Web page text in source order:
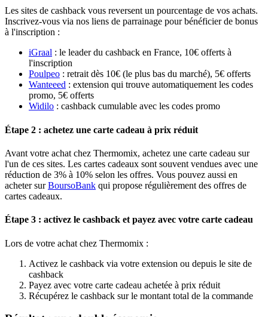
Les sites de cashback vous reversent un pourcentage de vos achats.
Inscrivez-vous via nos liens de parrainage pour bénéficier de bonus
à l'inscription :
iGraal : le leader du cashback en France, 10€ offerts à
l'inscription
Poulpeo : retrait dès 10€ (le plus bas du marché), 5€ offerts
Wanteeed : extension qui trouve automatiquement les codes
promo, 5€ offerts
Widilo : cashback cumulable avec les codes promo
Étape 2 : achetez une carte cadeau à prix réduit
Avant votre achat chez Thermomix, achetez une carte cadeau sur
l'un de ces sites. Les cartes cadeaux sont souvent vendues avec une
réduction de 3% à 10% selon les offres. Vous pouvez aussi en
acheter surBoursoBank qui propose régulièrement des offres de
cartes cadeaux.
Étape 3 : activez le cashback et payez avec votre carte cadeau
Lors de votre achat chez Thermomix :
Activez le cashback via votre extension ou depuis le site de
cashback
Payez avec votre carte cadeau achetée à prix réduit
Récupérez le cashback sur le montant total de la commande